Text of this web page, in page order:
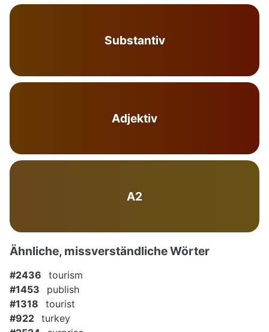
Substantiv
Adjektiv
A2
Ähnliche, missverständliche Wörter
#2436
tourism
#1453
publish
#1318
tourist
#922 turkey